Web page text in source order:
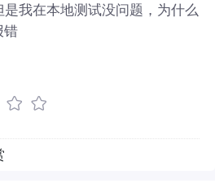
我在本地测试没问题，为什么
错